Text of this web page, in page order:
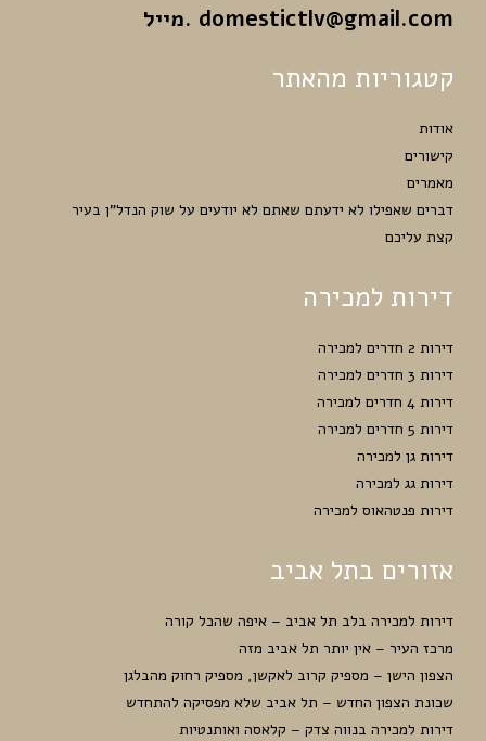
domestictlv@gmail.com .מייל
קטגוריות מהאתר
אודות
קישורים
מאמרים
דברים שאפילו לא ידעתם שאתם לא יודעים על שוק הנדל”ן בעיר
קצת עליכם
דירות למכירה
דירות 2 חדרים למכירה
דירות 3 חדרים למכירה
דירות 4 חדרים למכירה
דירות 5 חדרים למכירה
דירות גן למכירה
דירות גג למכירה
דירות פנטהאוס למכירה
אזורים בתל אביב
דירות למכירה בלב תל אביב – איפה שהכל קורה
מרכז העיר – אין יותר תל אביב מזה
הצפון הישן – מספיק קרוב לאקשן, מספיק רחוק מהבלגן
שכונת הצפון החדש – תל אביב שלא מפסיקה להתחדש
דירות למכירה בנווה צדק – קלאסה ואותנטיות